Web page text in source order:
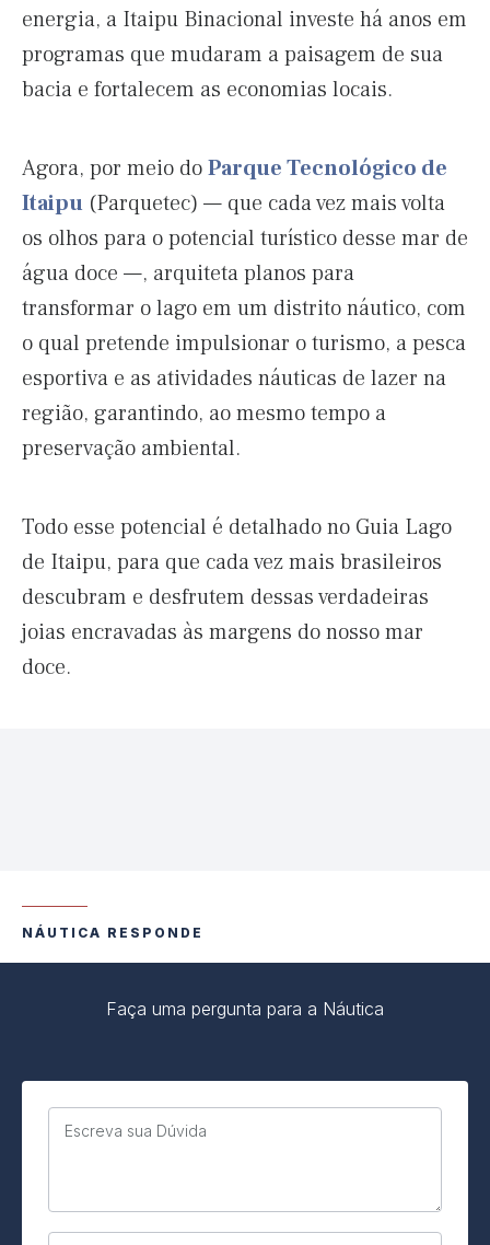
energia, a Itaipu Binacional investe há anos em
programas que mudaram a paisagem de sua
bacia e fortalecem as economias locais.
Agora, por meio doParque Tecnológico de
Itaipu (Parquetec) — que cada vez mais volta
os olhos para o potencial turístico desse mar de
água doce —, arquiteta planos para
transformar o lago em um distrito náutico, com
o qual pretende impulsionar o turismo, a pesca
esportiva e as atividades náuticas de lazer na
região, garantindo, ao mesmo tempo a
preservação ambiental.
Todo esse potencial é detalhado no Guia Lago
de Itaipu, para que cada vez mais brasileiros
descubram e desfrutem dessas verdadeiras
joias encravadas às margens do nosso mar
doce.
NÁUTICA RESPONDE
Faça uma pergunta para a Náutica
Escreva sua Dúvida